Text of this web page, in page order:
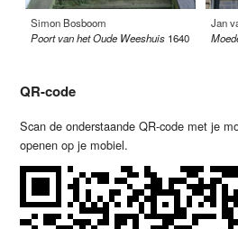
Simon Bosboom
Poort van het Oude Weeshuis 1640
Jan
QR-code
Scan de onderstaande QR-code met je
openen op je mobiel.